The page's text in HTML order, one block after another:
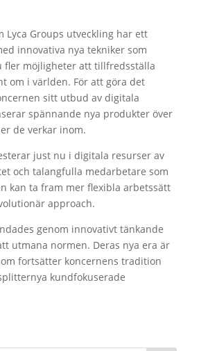
Lyca Groups utveckling har ett
innovativa nya tekniker som
fler möjligheter att tillfredsställa
om i världen. För att göra det
sitt utbud av digitala
spännande nya produkter över
de verkar inom.
just nu i digitala resurser av
och talangfulla medarbetare som
kan ta fram mer flexibla arbetssätt
approach.
genom innovativt tänkande
utmana normen. Deras nya era är
fortsätter koncernens tradition
kundfokuserade